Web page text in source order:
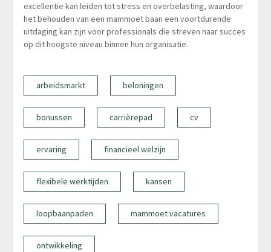
excellentie kan leiden tot stress en overbelasting, waardoor
het behouden van een mammoet baan een voortdurende
uitdaging kan zijn voor professionals die streven naar succes
op dit hoogste niveau binnen hun organisatie.
arbeidsmarkt beloningen
bonussen carrièrepad cv
ervaring financieel welzijn
flexibele werktijden kansen
loopbaanpaden mammoet vacatures
ontwikkeling